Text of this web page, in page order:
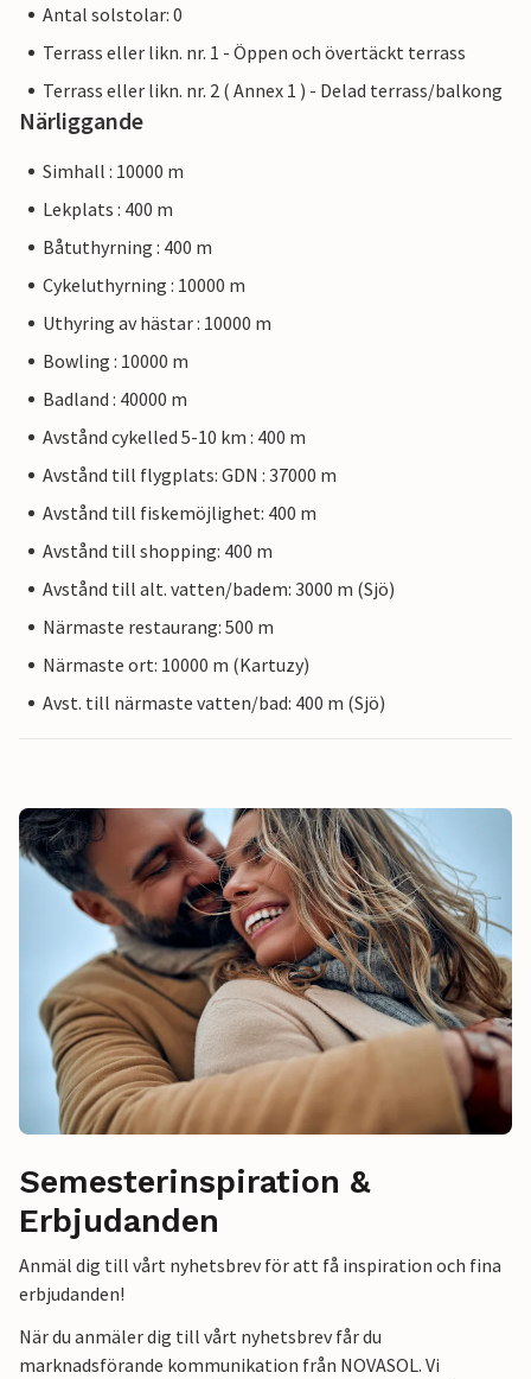
Antal solstolar: 0
Terrass eller likn. nr. 1 - Öppen och övertäckt terrass
Terrass eller likn. nr. 2 ( Annex 1 ) - Delad terrass/balkong
Närliggande
Simhall : 10000 m
Lekplats : 400 m
Båtuthyrning : 400 m
Cykeluthyrning : 10000 m
Uthyring av hästar : 10000 m
Bowling : 10000 m
Badland : 40000 m
Avstånd cykelled 5-10 km : 400 m
Avstånd till flygplats: GDN : 37000 m
Avstånd till fiskemöjlighet: 400 m
Avstånd till shopping: 400 m
Avstånd till alt. vatten/badem: 3000 m (Sjö)
Närmaste restaurang: 500 m
Närmaste ort: 10000 m (Kartuzy)
Avst. till närmaste vatten/bad: 400 m (Sjö)
Semesterinspiration &
Erbjudanden
Anmäl dig till vårt nyhetsbrev för att få inspiration och fina
erbjudanden!
När du anmäler dig till vårt nyhetsbrev får du
marknadsförande kommunikation från NOVASOL. Vi